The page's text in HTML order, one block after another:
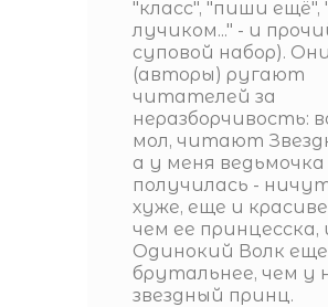
"класс", "пиши ещё",
лучиком..." - и
суповой набор). Они
(авторы) ругают
читателей за
неразборчивость:
мол, читают
а у меня ведьмочка
получилась -
хуже, еще и
чем ее принцесска,
Одинокий Волк еще
брутальнее, чем у
звездный принц.